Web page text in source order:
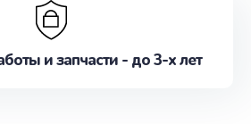
и запчасти - до 3-х лет